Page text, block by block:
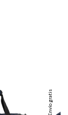
Envío gratis